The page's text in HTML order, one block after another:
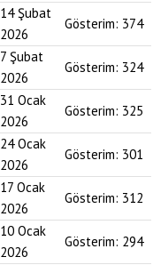
14 Şubat
2026
Gösterim: 374
7 Şubat
2026
Gösterim: 324
31 Ocak
2026
Gösterim: 325
24 Ocak
2026
Gösterim: 301
17 Ocak
2026
Gösterim: 312
10 Ocak
2026
Gösterim: 294